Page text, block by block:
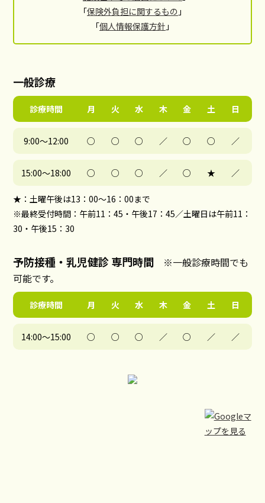
「保険外負担に関するもの 」
「個人情報保護方針 」
一般診療
診療時間 月 火 水 木 金 土 日
9:00～12:00 ○ ○ ○ ／ ○ ○ ／
15:00～18:00 ○ ○ ○ ／ ○ ★ ／
★：土曜午後は13：00〜16：00まで
※最終受付時間：午前11：45・午後17：45／土曜日は午前11：
30・午後15：30
予防接種・乳児健診 専門時間
※一般診療時間でも
可能です。
診療時間 月 火 水 木 金 土 日
14:00～15:00 ○ ○ ○ ／ ○ ／ ／